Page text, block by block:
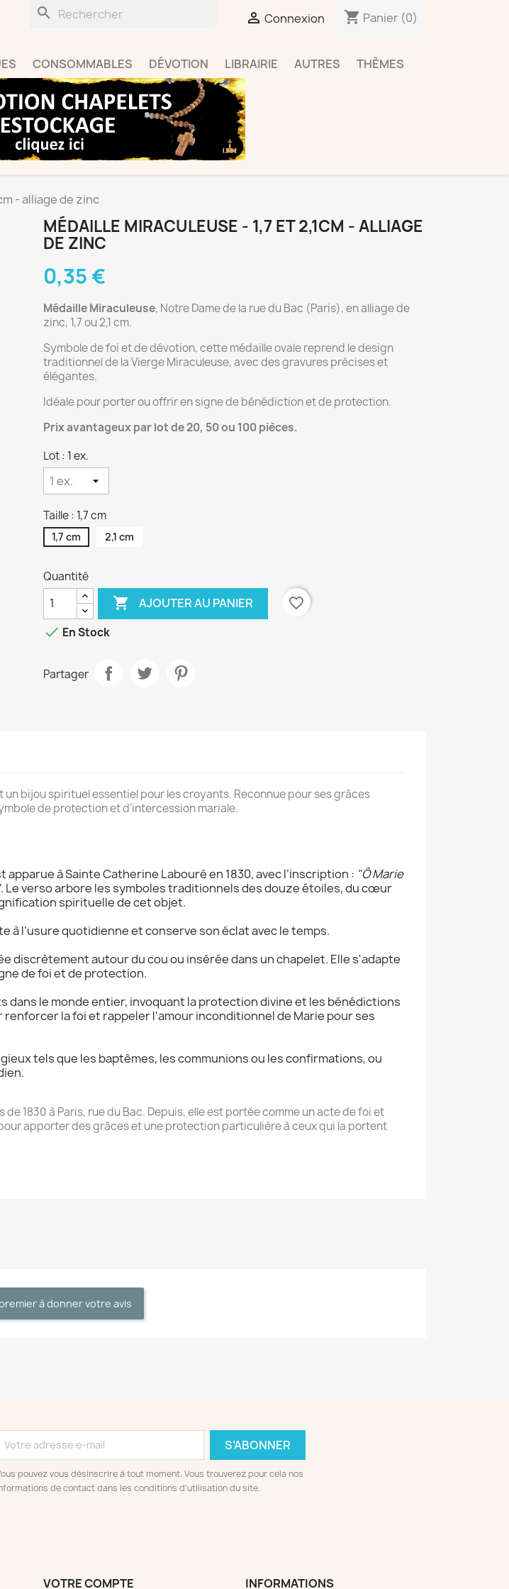
search  Connexion shopping_cart Panier (0)
CONSOMMABLES DÉVOTION LIBRAIRIE AUTRES THÈMES
- alliage de zinc
MÉDAILLE MIRACULEUSE - 1,7 ET 2,1CM - ALLIAGE
DE ZINC
0,35 €
Médaille Miraculeuse, Notre Dame de la rue du Bac (Paris), en alliage de
zinc, 1,7 ou 2,1 cm.
Symbole de foi et de dévotion, cette médaille ovale reprend le design
traditionnel de la Vierge Miraculeuse, avec des gravures précises et
élégantes.
Idéale pour porter ou offrir en signe de bénédiction et de protection.
Prix avantageux par lot de 20, 50 ou 100 pièces.
Lot : 1 ex.
Taille : 1,7 cm
1,7 cm 2,1 cm
Quantité
 AJOUTER AU PANIER
favorite_border
 En Stock
Partager
un bijou spirituel essentiel pour les croyants. Reconnue pour ses grâces
de protection et d’intercession mariale.
à Sainte Catherine Labouré en 1830, avec l’inscription : "Ô Marie
. Le verso arbore les symboles traditionnels des douze étoiles, du cœur
spirituelle de cet objet.
à l’usure quotidienne et conserve son éclat avec le temps.
discrètement autour du cou ou insérée dans un chapelet. Elle s'adapte
de foi et de protection.
dans le monde entier, invoquant la protection divine et les bénédictions
la foi et rappeler l'amour inconditionnel de Marie pour ses
tels que les baptêmes, les communions ou les confirmations, ou
1830 à Paris, rue du Bac. Depuis, elle est portée comme un acte de foi et
apporter des grâces et une protection particulière à ceux qui la portent
à donner votre avis
pouvez vous désinscrire à tout moment. Vous trouverez pour cela nos
de contact dans les conditions d'utilisation du site.
VOTRE COMPTE INFORMATIONS